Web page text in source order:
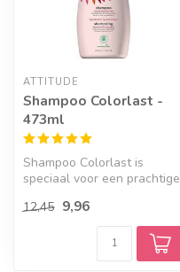
ATTITUDE
Shampoo Colorlast -
473ml
Shampoo Colorlast is
speciaal voor een prachtige
12,45 9,96